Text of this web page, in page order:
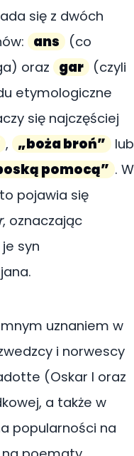
się z dwóch
ans
(co
oraz gar (czyli
etymologiczne
się najczęściej
, „boża broń” lub
pomocą” . W
pojawia się
, oznaczając
syn
uznaniem w
i norwescy
(Oskar I oraz
a także w
popularności na